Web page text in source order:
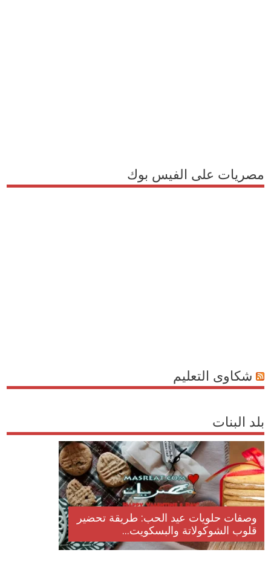
مصريات على الفيس بوك
شكاوى التعليم
بلد البنات
وصفات حلويات عيد الحب: طريقة تحضير
قلوب الشوكولاتة والبسكويت...